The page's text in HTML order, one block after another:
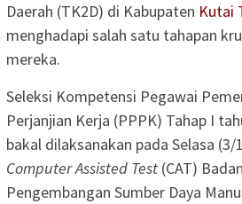
Daerah (TK2D) di Kabupaten Kutai
menghadapi salah satu tahapan
mereka.
Seleksi Kompetensi Pegawai
Perjanjian Kerja (PPPK) Tahap I
bakal dilaksanakan pada Selasa
Computer Assisted Test (CAT)
Pengembangan Sumber Daya